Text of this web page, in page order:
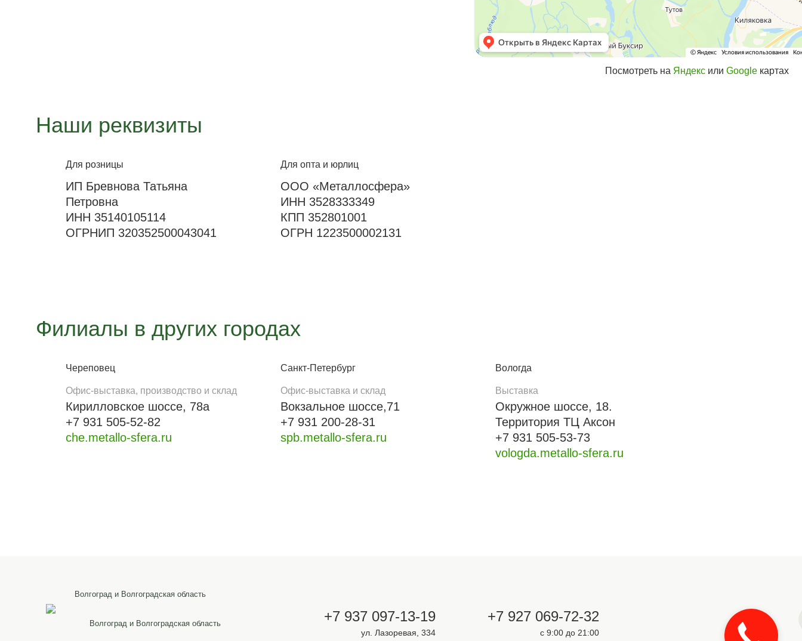
Посмотреть на Яндексили Googleкартах
Наши реквизиты
Для розницы
ИП Бревнова Татьяна
Петровна
ИНН 35140105114
ОГРНИП 320352500043041
Для опта и юрлиц
ООО «Металлосфера»
ИНН 3528333349
КПП 352801001
ОГРН 1223500002131
Филиалы в других городах
Череповец
Офис-выставка, производство и склад
Кирилловское шоссе, 78а
+7 931 505-52-82
che.metallo-sfera.ru
Санкт-Петербург
Офис-выставка и склад
Вокзальное шоссе,71
+7 931 200-28-31
spb.metallo-sfera.ru
Вологда
Выставка
Окружное шоссе, 18.
Территория ТЦ Аксон
+7 931 505-53-73
vologda.metallo-sfera.ru
Волгоград и Волгоградская область
Волгоград и Волгоградская область +7 937 097-13-19
ул. Лазоревая, 334
+7 927 069-72-32
с 9:00 до 21:00